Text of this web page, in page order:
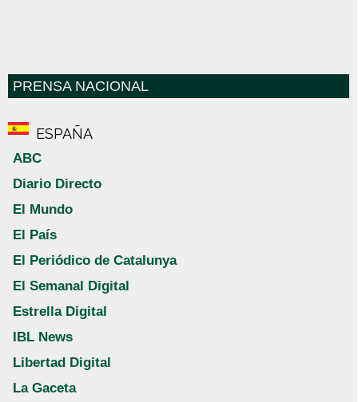
PRENSA NACIONAL
ESPAÑA
ABC
Diario Directo
El Mundo
El País
El Periódico de Catalunya
El Semanal Digital
Estrella Digital
IBL News
Libertad Digital
La Gaceta